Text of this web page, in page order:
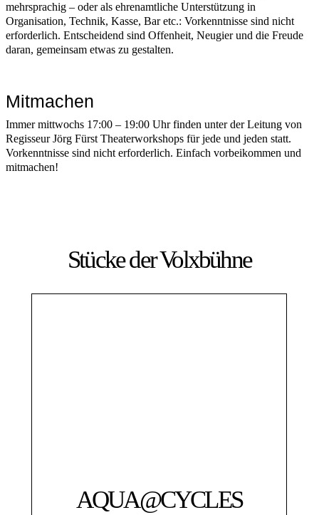
mehrsprachig – oder als ehrenamtliche Unterstützung in
Organisation, Technik, Kasse, Bar etc.: Vorkenntnisse sind nicht
erforderlich. Entscheidend sind Offenheit, Neugier und die Freude
daran, gemeinsam etwas zu gestalten.
Mitmachen
Immer mittwochs 17:00 – 19:00 Uhr finden unter der Leitung von
Regisseur Jörg Fürst Theaterworkshops für jede und jeden statt.
Vorkenntnisse sind nicht erforderlich. Einfach vorbeikommen und
mitmachen!
Stücke der Volxbühne
AQUA@CYCLES